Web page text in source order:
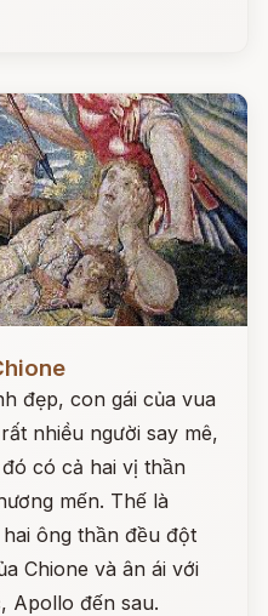
đẹp, con gái của vua
nhiều người say mê,
có cả hai vị thần
mến. Thế là
ông thần đều đột
Chione và ân ái với
Apollo đến sau.